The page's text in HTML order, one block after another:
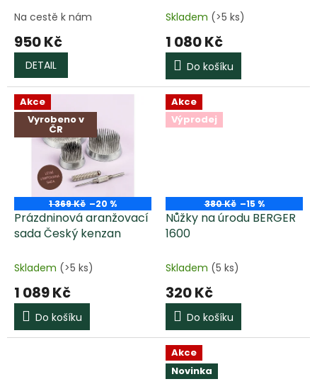
Na cestě k nám
950 Kč
DETAIL
Skladem (>5 ks)
1 080 Kč
Do košíku
Akce
Vyrobeno v
ČR
1 369 Kč –20 %
Prázdninová aranžovací
sada Český kenzan
Skladem (>5 ks)
1 089 Kč
Do košíku
Akce
Výprodej
380 Kč –15 %
Nůžky na úrodu BERGER
1600
Skladem (5 ks)
320 Kč
Do košíku
Akce
Novinka